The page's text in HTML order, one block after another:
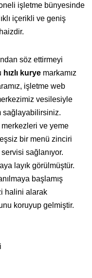
işletme bünyesinde
içerikli ve geniş
söz ettirmeyi
hızlı kurye markamız
işletme web
vesilesiyle
sağlayabilirsiniz.
ve yeme
bir menü zinciri
sağlanıyor.
layık görülmüştür.
başlamış
halini alarak
koruyup gelmiştir.